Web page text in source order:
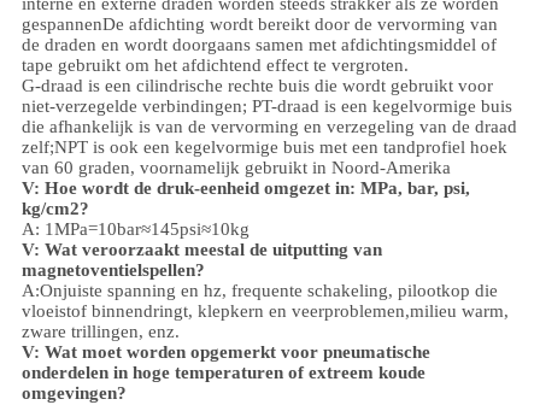
interne en externe draden worden steeds strakker als ze worden
gespannenDe afdichting wordt bereikt door de vervorming van
de draden en wordt doorgaans samen met afdichtingsmiddel of
tape gebruikt om het afdichtend effect te vergroten.
G-draad is een cilindrische rechte buis die wordt gebruikt voor
niet-verzegelde verbindingen; PT-draad is een kegelvormige buis
die afhankelijk is van de vervorming en verzegeling van de draad
zelf;NPT is ook een kegelvormige buis met een tandprofiel hoek
van 60 graden, voornamelijk gebruikt in Noord-Amerika
V: Hoe wordt de druk-eenheid omgezet in: MPa, bar, psi,
kg/cm2?
A: 1MPa=10bar≈145psi≈10kg
V: Wat veroorzaakt meestal de uitputting van
magnetoventielspellen?
A:Onjuiste spanning en hz, frequente schakeling, pilootkop die
vloeistof binnendringt, klepkern en veerproblemen,milieu warm,
zware trillingen, enz.
V: Wat moet worden opgemerkt voor pneumatische
onderdelen in hoge temperaturen of extreem koude
omgevingen?